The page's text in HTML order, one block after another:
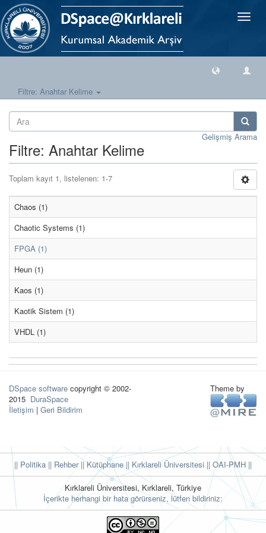
Geçiş
Filtre: Anahtar Kelime
Gelişmiş Arama
Filtre: Anahtar Kelime
Toplam kayıt 1, listelenen: 1-7
Chaos (1)
Chaotic Systems (1)
FPGA (1)
Heun (1)
Kaos (1)
Kaotik Sistem (1)
VHDL (1)
DSpace software copyright © 2002-
2015 DuraSpace
İletişim | Geri Bildirim
Theme by
|| Politika || Rehber|| Kütüphane|| Kırklareli Üniversitesi || OAI-PMH ||
Kırklareli Üniversitesi, Kırklareli, Türkiye
İçerikte herhangi bir hata görürseniz, lütfen bildiriniz: